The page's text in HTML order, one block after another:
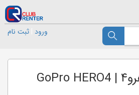
ورود ثبت نام
دوربین گوپرو هرو۴ | GoPro HERO4